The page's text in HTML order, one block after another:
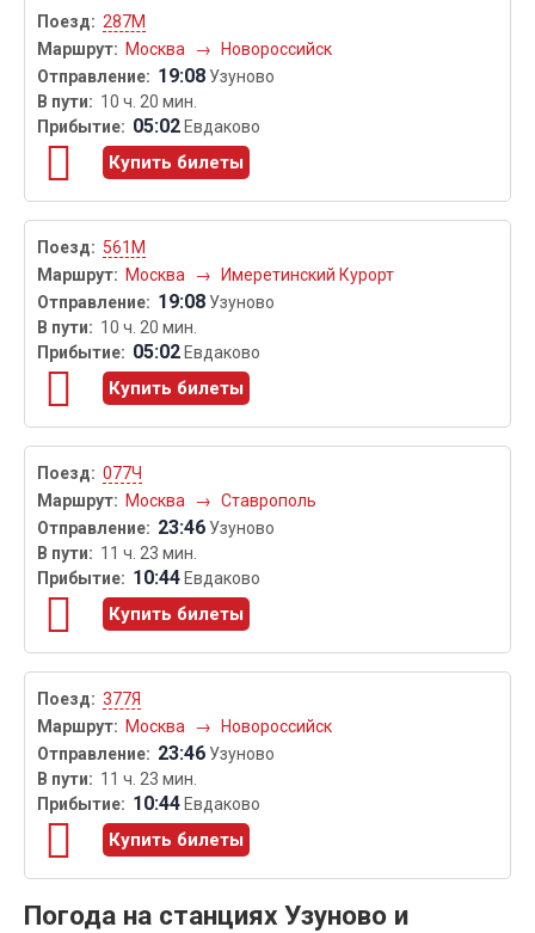
287М
Москва
→ Новороссийск
19:08 Узуново
10 ч. 20 мин.
05:02 Евдаково
Купить билеты
561М
Москва
→ Имеретинский Курорт
19:08 Узуново
10 ч. 20 мин.
05:02 Евдаково
Купить билеты
077Ч
Москва
→ Ставрополь
23:46 Узуново
11 ч. 23 мин.
10:44 Евдаково
Купить билеты
377Я
Москва
→ Новороссийск
23:46 Узуново
11 ч. 23 мин.
10:44 Евдаково
Купить билеты
Погода на станциях Узуново и